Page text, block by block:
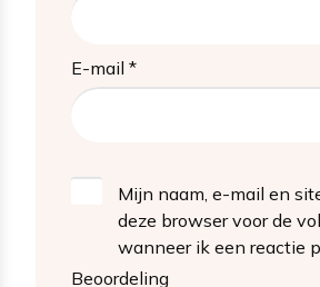
E-mail *
Mijn naam, e-mail en
deze browser voor de
wanneer ik een reactie
Beoordeling